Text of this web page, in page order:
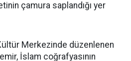
çamura saplandığı yer
Merkezinde düzenlenen
İslam coğrafyasının